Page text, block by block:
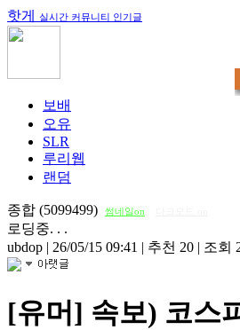
핫게 실시간 커뮤니티 인기글
보배
오유
SLR
루리웹
랜덤
종합 (5099499) 썸네일on
로딩중. . .
ubdop | 26/05/15 09:41 | 추천 20 | 조회
[유머] 속보) 코스